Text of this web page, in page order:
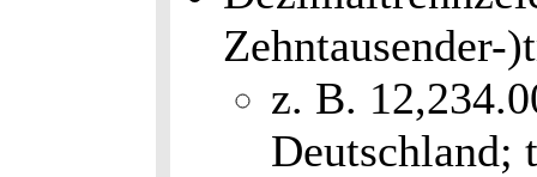
Zehntausender-
z. B.
Deutschland;